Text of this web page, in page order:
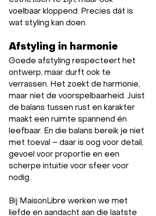
voelbaar kloppend. Precies dát is
wat styling kan doen.
Afstyling in harmonie
Goede afstyling respecteert het
ontwerp, maar durft ook te
verrassen. Het zoekt de harmonie,
maar niet de voorspelbaarheid. Juist
de balans tussen rust en karakter
maakt een ruimte spannend én
leefbaar. En die balans bereik je niet
met toeval – daar is oog voor detail,
gevoel voor proportie en een
scherpe intuïtie voor sfeer voor
nodig.
Bij MaisonLibre werken we met
liefde en aandacht aan die laatste